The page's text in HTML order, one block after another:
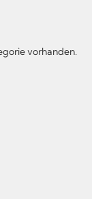
vorhanden.